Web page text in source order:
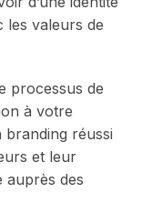
les valeurs de
processus de
à votre
branding réussi
et leur
auprès des